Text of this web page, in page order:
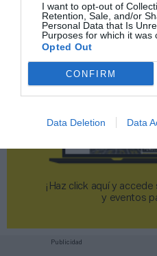
I want to opt-out of
Retention, Sale, and/or
Personal Data that Is
Purposes for which it was
Opted Out
CONFIRM
Data Deletion Data
¡Haz click aquí y
y eventos
Publicidad